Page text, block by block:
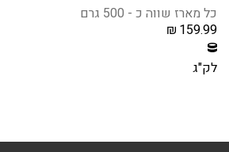
כל מארז שווה כ - 500 גרם
₪ 159.99
לק"ג